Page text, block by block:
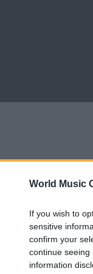
World Music
If you wish to
sensitive
confirm your
continue seeing
information
1/4